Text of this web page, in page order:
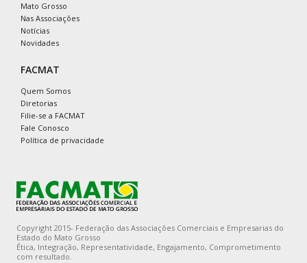
Mato Grosso
Nas Associações
Notícias
Novidades
FACMAT
Quem Somos
Diretorias
Filie-se a FACMAT
Fale Conosco
Política de privacidade
Copyright 2015- Federação das Associações Comerciais e Empresarias do
Estado do Mato Grosso
Ética, Integração, Representatividade, Engajamento, Comprometimento
com resultado.